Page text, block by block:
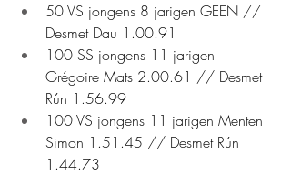
50 VS jongens 8 jarigen GEEN //
Desmet Dau 1.00.91
100 SS jongens 11 jarigen
Grégoire Mats 2.00.61 // Desmet
Rún 1.56.99
100 VS jongens 11 jarigen Menten
Simon 1.51.45 // Desmet Rún
1.44.73